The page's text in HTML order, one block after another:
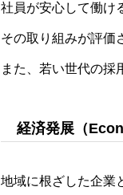
社員が安心して働け
その取り組みが評価
また、若い世代の採
経済発展（
地域に根ざした企業